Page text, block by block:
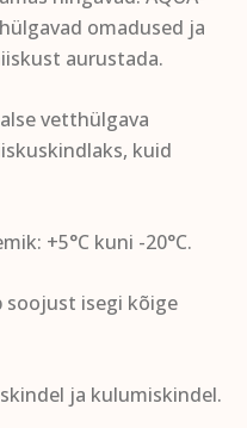
omadused ja
aurustada.
vetthülgava
kuid
+5°C kuni -20°C.
soojust isegi kõige
ja kulumiskindel.